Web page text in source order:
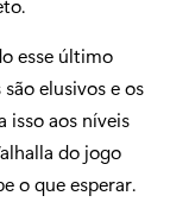
esse último
elusivos e os
isso aos níveis
do jogo
o que esperar.